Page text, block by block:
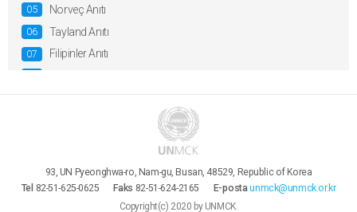
Norveç Anıtı
Tayland Anıtı
Filipinler Anıtı
İngiliz Uluslar Topluluğu Anıtı
Kanada Anıtı
93, UN Pyeonghwa-ro, Nam-gu, Busan, 48529, Republic of Korea
Tel 82-51-625-0625 Faks 82-51-624-2165 E-postaunmck@unmck.or.kr
Copyright(c) 2020 by UNMCK.